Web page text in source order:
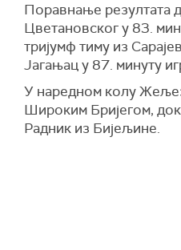
Поравнање резултата
Цветановског у 83.
тријумф тиму из
Јагањац у 87. минуту
У наредном колу
Широким Бријегом,
Радник из Бијељине.